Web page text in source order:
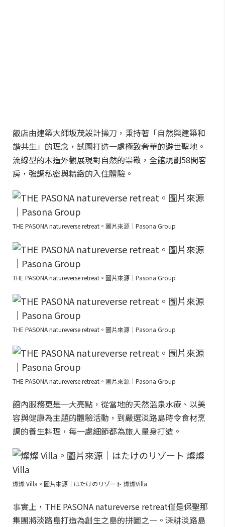
飯店由建築大師坂茂設計操刀，秉持著「自然與建築和
諧共生」的理念，試圖打造一處極致奢華的避世聖地。
流線型的木造外觀展現對自然的崇敬，全館規劃58間客
房，強調私密與精緻的入住體驗。
THE PASONA natureverse retreat。圖片來源｜Pasona Group
THE PASONA natureverse retreat。圖片來源｜Pasona Group
THE PASONA natureverse retreat。圖片來源｜Pasona Group
THE PASONA natureverse retreat。圖片來源｜Pasona Group
館內服務更是一大亮點，從當地的天然溫泉水療、以美
容與健康為主題的體驗活動，到嚴選淡路島時令食材烹
調的養生料理，每一處細節都為旅人量身打造。
燦燦 Villa。圖片來源｜はたけのリゾート 燦燦Villa
事實上，THE PASONA natureverse retreat僅是保聖那
集團將淡路島打造為創生之島的拼圖之一。深耕淡路島